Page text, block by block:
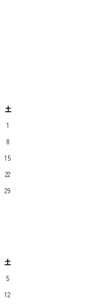
土
1
8
15
22
29
土
5
12